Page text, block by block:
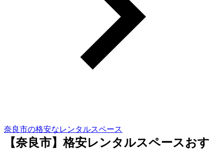
奈良市の格安なレンタルスペース
【奈良市】格安レンタルスペースおす